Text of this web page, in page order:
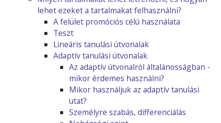
lehet ezeket a tartalmakat felhasználni?
A felület promóciós célú használata
Teszt
Lineáris tanulási útvonalak
Adaptív tanulási útvonalak
Az adaptív útvonalról általánosságban -
mikor érdemes használni?
Mikor használjuk az adaptív tanulási
utat?
Személyre szabás, differenciálás